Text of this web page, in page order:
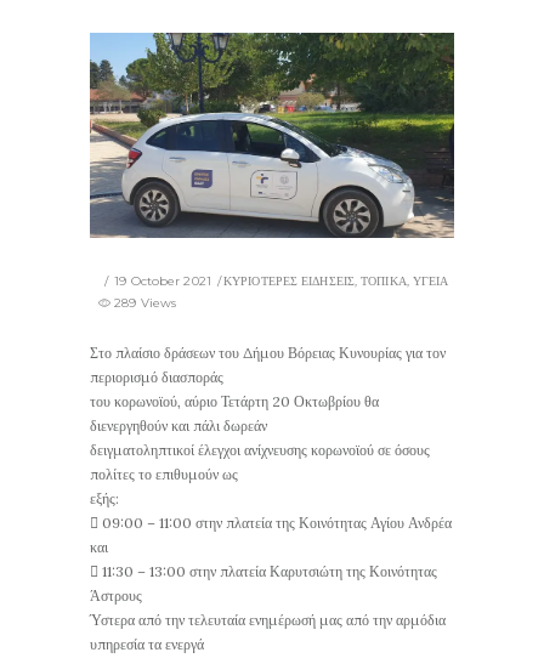
19 October 2021 ΚΥΡΙΟΤΕΡΕΣ ΕΙΔΗΣΕΙΣ,ΤΟΠΙΚΑ, ΥΓΕΙΑ
289 Views
Στο πλαίσιο δράσεων του Δήμου Βόρειας Κυνουρίας για τον
περιορισμό διασποράς
του κορωνοϊού, αύριο Τετάρτη 20 Οκτωβρίου θα
διενεργηθούν και πάλι δωρεάν
δειγματοληπτικοί έλεγχοι ανίχνευσης κορωνοϊού σε όσους
πολίτες το επιθυμούν ως
εξής:
 09:00 – 11:00 στην πλατεία της Κοινότητας Αγίου Ανδρέα
και
 11:30 – 13:00 στην πλατεία Καρυτσιώτη της Κοινότητας
Άστρους
Ύστερα από την τελευταία ενημέρωσή μας από την αρμόδια
υπηρεσία τα ενεργά